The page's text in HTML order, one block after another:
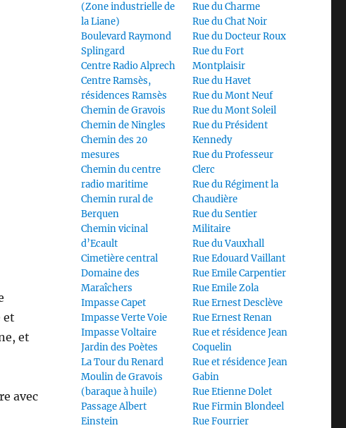
et
et
avec
(Zone industrielle de
la Liane)
Boulevard Raymond
Splingard
Centre Radio Alprech
Centre Ramsès,
résidences Ramsès
Chemin de Gravois
Chemin de Ningles
Chemin des 20
mesures
Chemin du centre
radio maritime
Chemin rural de
Berquen
Chemin vicinal
d’Ecault
Cimetière central
Domaine des
Maraîchers
Impasse Capet
Impasse Verte Voie
Impasse Voltaire
Jardin des Poètes
La Tour du Renard
Moulin de Gravois
(baraque à huile)
Passage Albert
Einstein
Rue du Charme
Rue du Chat Noir
Rue du Docteur Roux
Rue du Fort
Montplaisir
Rue du Havet
Rue du Mont Neuf
Rue du Mont Soleil
Rue du Président
Kennedy
Rue du Professeur
Clerc
Rue du Régiment la
Chaudière
Rue du Sentier
Militaire
Rue du Vauxhall
Rue Edouard Vaillant
Rue Emile Carpentier
Rue Emile Zola
Rue Ernest Desclève
Rue Ernest Renan
Rue et résidence Jean
Coquelin
Rue et résidence Jean
Gabin
Rue Etienne Dolet
Rue Firmin Blondeel
Rue Fourrier